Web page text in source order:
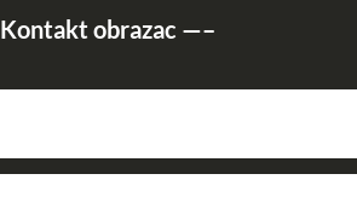
Kontakt obrazac —–